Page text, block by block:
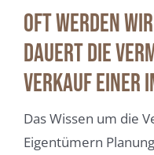
Oft werden
dauert die
Verkauf einer
Das Wissen um die
Eigentümern